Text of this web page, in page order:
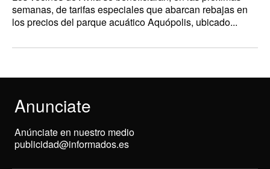
semanas, de tarifas especiales que abarcan rebajas en
los precios del parque acuático Aquópolis, ubicado...
Anunciate
Anúnciate en nuestro medio
publicidad@informados.es